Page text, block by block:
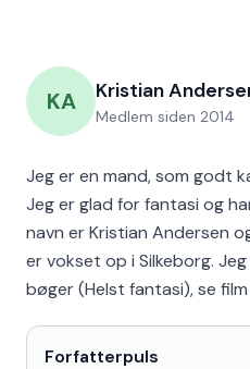
KA Kristian
Medlem siden 2014
Jeg er en mand, som godt
Jeg er glad for fantasi og
navn er Kristian Andersen
er vokset op i Silkeborg.
bøger (Helst fantasi), se
Forfatterpuls